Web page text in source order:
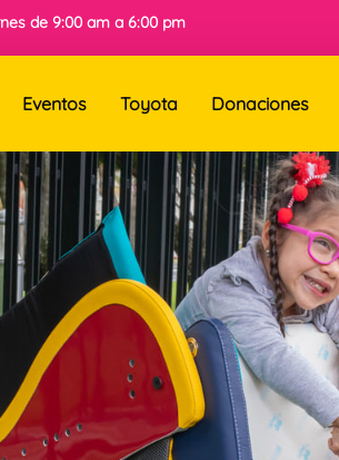
de 9:00 am a 6:00 pm
Eventos Toyota Donaciones